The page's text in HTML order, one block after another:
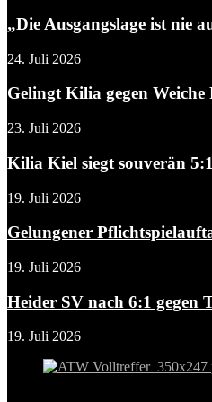
„Die Ausgangslage ist nie
24. Juli 2026
Gelingt Kilia gegen
23. Juli 2026
Kilia Kiel siegt souverän
19. Juli 2026
Gelungener
19. Juli 2026
Heider SV nach 6:1 gegen
19. Juli 2026